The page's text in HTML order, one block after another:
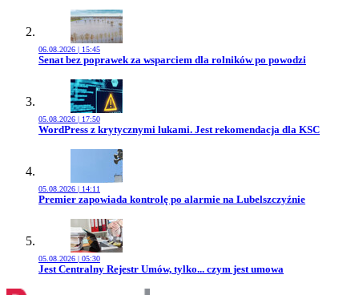
06.08.2026 | 15:45
Przejdź do artykułu:
Senat bez poprawek za wsparciem dla rolników po powodzi
05.08.2026 | 17:50
Przejdź do artykułu:
WordPress z krytycznymi lukami. Jest rekomendacja dla KSC
05.08.2026 | 14:11
Przejdź do artykułu:
Premier zapowiada kontrolę po alarmie na Lubelszczyźnie
05.08.2026 | 05:30
Przejdź do artykułu:
Jest Centralny Rejestr Umów, tylko... czym jest umowa